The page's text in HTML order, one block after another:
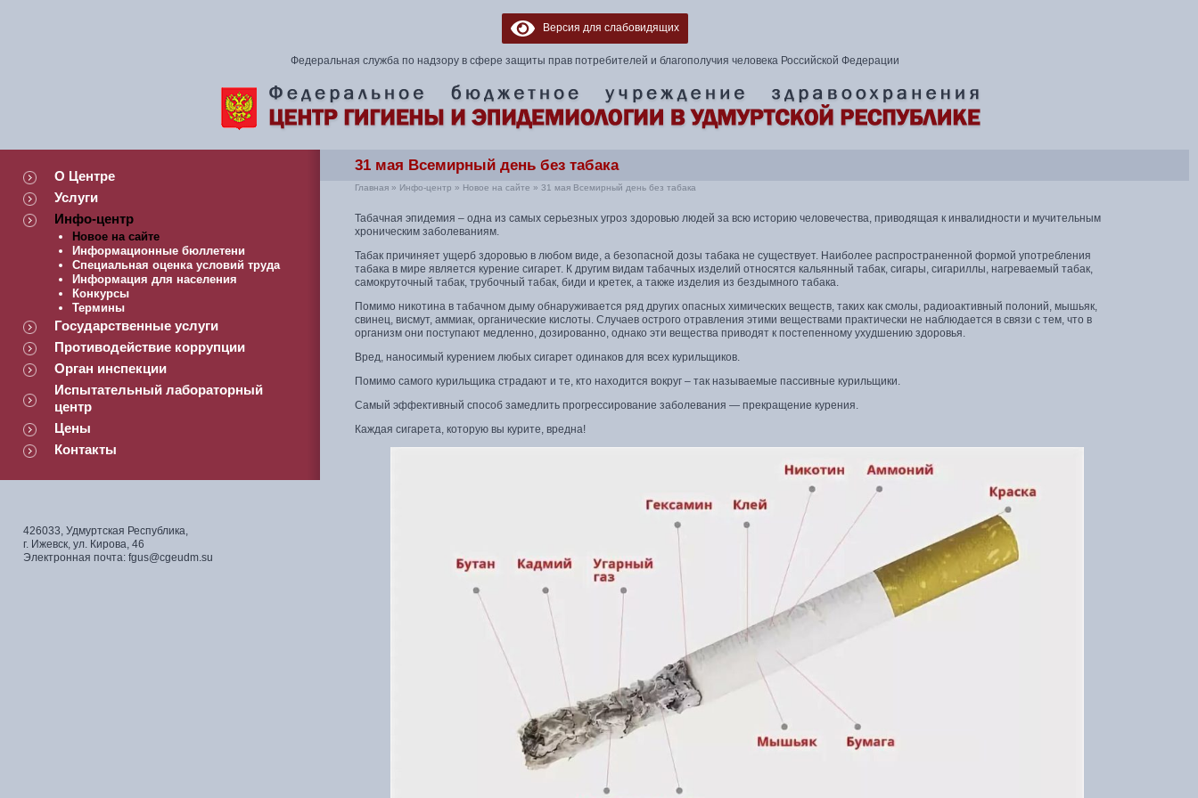
Версия для слабовидящих
Федеральная служба по надзору в сфере защиты прав потребителей и благополучия человека Российской Федерации
О Центре
Услуги
Инфо-центр
Новое на сайте
Информационные бюллетени
Специальная оценка условий труда
Информация для населения
Конкурсы
Термины
Государственные услуги
Противодействие коррупции
Орган инспекции
Испытательный лабораторный
центр
Цены
Контакты
426033, Удмуртская Республика,
г. Ижевск, ул. Кирова, 46
Электронная почта: fgus@cgeudm.su
31 мая Всемирный день без табака
Главная » Инфо-центр » Новое на сайте » 31 мая Всемирный день без табака
Табачная эпидемия – одна из самых серьезных угроз здоровью людей за всю историю человечества, приводящая к инвалидности и мучительным
хроническим заболеваниям.
Табак причиняет ущерб здоровью в любом виде, а безопасной дозы табака не существует. Наиболее распространенной формой употребления
табака в мире является курение сигарет. К другим видам табачных изделий относятся кальянный табак, сигары, сигариллы, нагреваемый табак,
самокруточный табак, трубочный табак, биди и кретек, а также изделия из бездымного табака.
Помимо никотина в табачном дыму обнаруживается ряд других опасных химических веществ, таких как смолы, радиоактивный полоний, мышьяк,
свинец, висмут, аммиак, органические кислоты. Случаев острого отравления этими веществами практически не наблюдается в связи с тем, что в
организм они поступают медленно, дозированно, однако эти вещества приводят к постепенному ухудшению здоровья.
Вред, наносимый курением любых сигарет одинаков для всех курильщиков.
Помимо самого курильщика страдают и те, кто находится вокруг – так называемые пассивные курильщики.
Самый эффективный способ замедлить прогрессирование заболевания — прекращение курения.
Каждая сигарета, которую вы курите, вредна!